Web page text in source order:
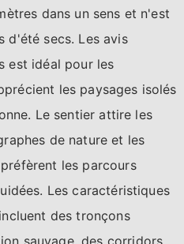
dans un sens et n'est
d'été secs. Les avis
est idéal pour les
les paysages isolés
Le sentier attire les
de nature et les
les parcours
Les caractéristiques
des tronçons